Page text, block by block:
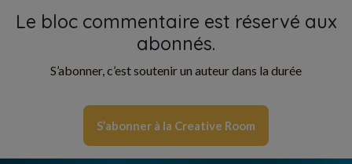
Le bloc commentaire est réservé aux
abonnés.
S’abonner, c’est soutenir un auteur dans la durée
S’abonner à la Creative Room